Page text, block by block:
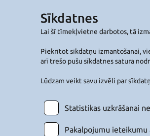
Sīkdatnes
Lai šī tīmekļvietne darbotos, tā
Piekrītot sīkdatņu izmantošanai,
arī trešo pušu sīkdatnes satura
Lūdzam veikt savu izvēli par
Statistikas uzkrāšanai
Pakalpojumu ieteikumu